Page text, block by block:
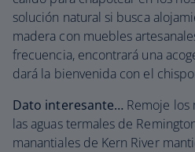
solución natural si busca
madera con muebles
frecuencia, encontrará una
dará la bienvenida con el
Dato interesante… Remoje los
las aguas termales de
manantiales de Kern River